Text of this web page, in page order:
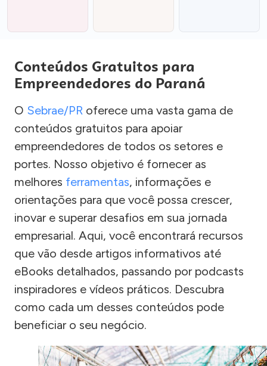
Conteúdos Gratuitos para
Empreendedores do Paraná
O Sebrae/PR oferece uma vasta gama de
conteúdos gratuitos para apoiar
empreendedores de todos os setores e
portes. Nosso objetivo é fornecer as
melhores ferramentas, informações e
orientações para que você possa crescer,
inovar e superar desafios em sua jornada
empresarial. Aqui, você encontrará recursos
que vão desde artigos informativos até
eBooks detalhados, passando por podcasts
inspiradores e vídeos práticos. Descubra
como cada um desses conteúdos pode
beneficiar o seu negócio.